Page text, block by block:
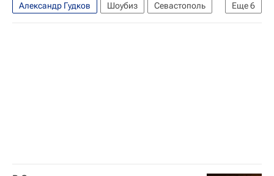
Еще6
Александр Гудков Шоубиз
Севастополь
Михаил Развожаев
Юрий Швыткин